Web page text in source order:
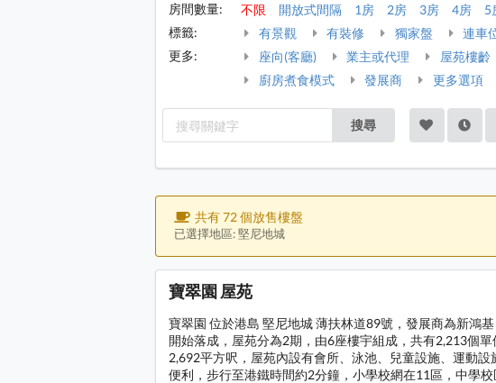
房間數量:
不限 開放式間隔 1房 2房 3房 4房
5
標籤:
有景觀 有裝修 獨家盤 連車
更多:
座向(客廳) 業主或代理 屋苑樓齡
廚房煮食模式
發展商 更多選項
搜尋
共有 72 個放售樓盤
已選擇地區: 堅尼地城
寶翠園 屋苑
寶翠園 位於港島 堅尼地城 薄扶林道89號，發展商為新鴻
開始落成，屋苑分為2期，由6座樓宇組成，共有2,213個
2,692平方呎，屋苑內設有會所、泳池、兒童設施、運動
便利，步行至港鐵時間約2分鐘，小學校網在11區，中學校